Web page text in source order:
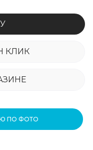
КЛИК
ПО ФОТО